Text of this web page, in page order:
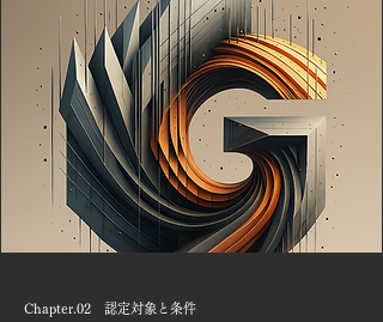
Chapter.02 認定対象と条件